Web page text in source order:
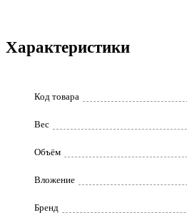
Характеристики
Код товара
Вес
Объём
Вложение
Бренд